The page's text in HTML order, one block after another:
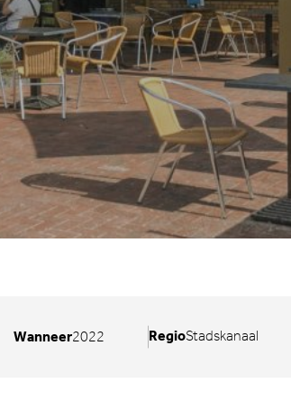
Wanneer2022 RegioStadskanaal